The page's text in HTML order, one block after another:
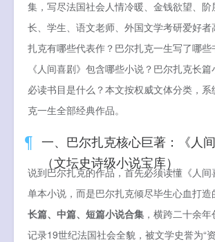
集，写尽法国社会人情冷暖、金钱欲望、阶
长、学生、语文老师、外国文学考研爱好
扎克有哪些代表作？巴尔扎克一生写了哪
《人间喜剧》包含哪些小说？巴尔扎克长
必读书目是什么？本文按权威文体分类，
克一生全部经典作品。
一、巴尔扎克核心巨著：《人
（文坛史诗级小说宝库）
说到巴尔扎克的作品，首先必须读懂《人间
单本小说，而是巴尔扎克倾尽毕生心血打造
长篇、中篇、短篇小说合集 ，横跨二十余
记录19世纪法国社会全貌，被文学史誉为“